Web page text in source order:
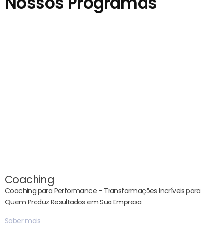
Coaching
Coaching para Performance - Transformações Incríveis para
Quem Produz Resultados em Sua Empresa
Saber mais